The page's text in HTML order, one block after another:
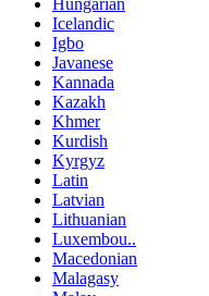
Hungarian
Icelandic
Igbo
Javanese
Kannada
Kazakh
Khmer
Kurdish
Kyrgyz
Latin
Latvian
Lithuanian
Luxembou..
Macedonian
Malagasy